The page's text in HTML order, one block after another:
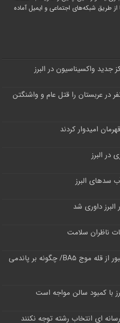
از طریق شبکه‌های اجتماعی و ایمیل آماده
جدید واکسیناسیون در البرز
و رهبران یمن : اعدام‌ ۸۱ نفر در عربستان را قتل عام و واشنگتن
امیدوار کردند
جدید‌ترین اخبار کرونا در ایران| ‌عبور از قله موج BA۵/ چگونه بر پاندمی
با کمبود سالن مواجه است
ای انتخاب رشته توجه نکنند